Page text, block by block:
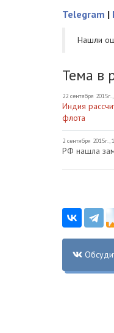
Telegram |
Нашли
Тема в
22 сентября
Индия
флота
2 сентября 2015г.,
РФ нашла